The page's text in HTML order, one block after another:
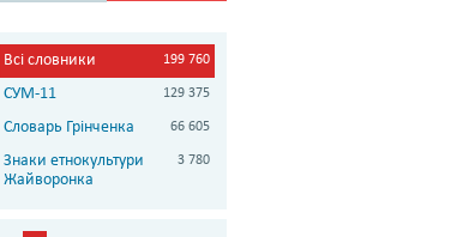
Всі словники 199 760
СУМ-11 129 375
Словарь Грінченка 66 605
Знаки етнокультури
Жайворонка
3 780